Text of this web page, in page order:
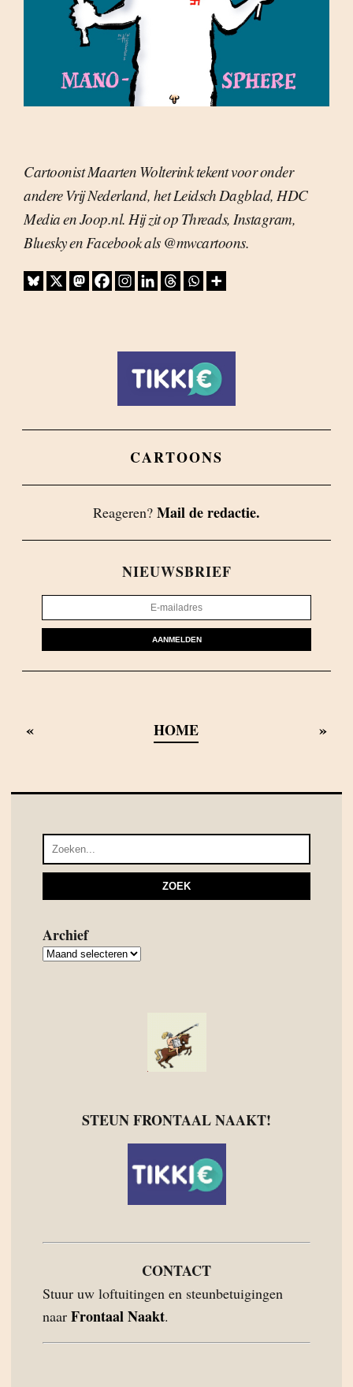
Cartoonist Maarten Wolterink tekent voor onder
andere Vrij Nederland, het Leidsch Dagblad, HDC
Media en Joop.nl. Hij zit op Threads, Instagram,
Bluesky en Facebook als @mwcartoons.
CARTOONS
Reageren? Mail de redactie.
NIEUWSBRIEF
AANMELDEN
« HOME »
Archief
Archief
STEUN FRONTAAL NAAKT!
CONTACT
Stuur uw loftuitingen en steunbetuigingen
naar Frontaal Naakt.